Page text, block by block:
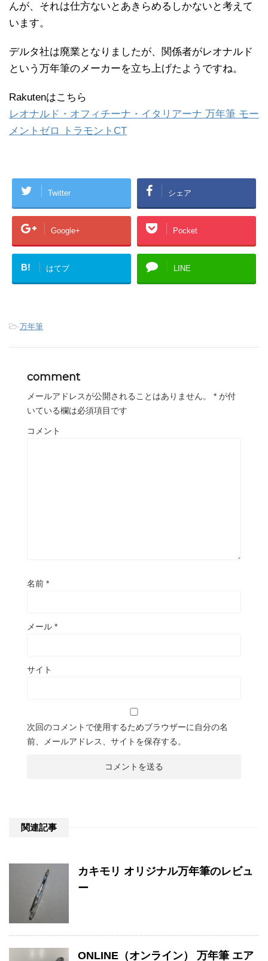
んが、それは仕方ないとあきらめるしかないと考えて
います。
デルタ社は廃業となりましたが、関係者がレオナルド
という万年筆のメーカーを立ち上げたようですね。
Rakutenはこちら
レオナルド・オフィチーナ・イタリアーナ 万年筆 モー
メントゼロ トラモントCT
Twitter シェア
Google+ Pocket
B! はてブ LINE
-万年筆
comment
メールアドレスが公開されることはありません。 * が付
いている欄は必須項目です
コメント
名前 *
メール *
サイト
次回のコメントで使用するためブラウザーに自分の名
前、メールアドレス、サイトを保存する。
関連記事
カキモリ オリジナル万年筆のレビュ
ー
ONLINE（オンライン） 万年筆 エア